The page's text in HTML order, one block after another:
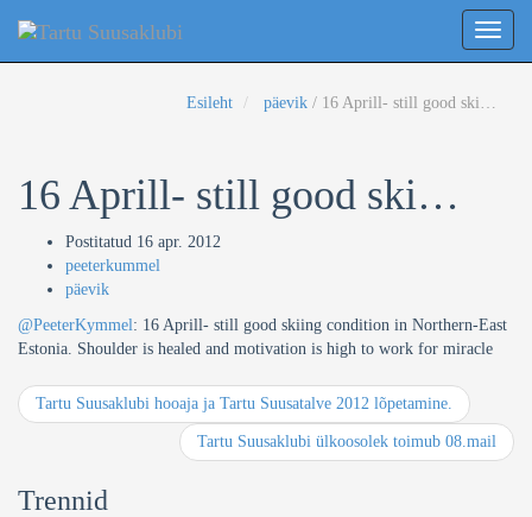
Toggle
Uudised
Esileht päevik / 16 Aprill- still good ski…
16 Aprill- still good ski…
Postitatud 16 apr. 2012
peeterkummel
päevik
@PeeterKymmel: 16 Aprill- still good skiing condition in Northern-East
Estonia. Shoulder is healed and motivation is high to work for miracle
Tartu Suusaklubi hooaja ja Tartu Suusatalve 2012 lõpetamine.
Tartu Suusaklubi ülkoosolek toimub 08.mail
Trennid